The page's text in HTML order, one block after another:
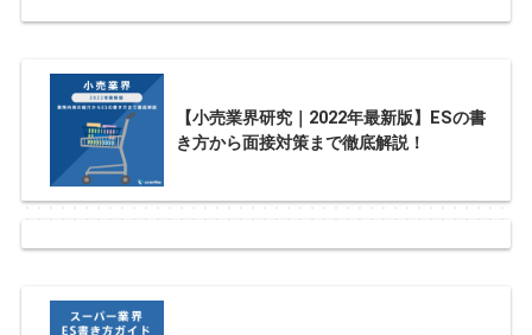
【小売業界研究｜2022年最新版】ESの書
き方から面接対策まで徹底解説！